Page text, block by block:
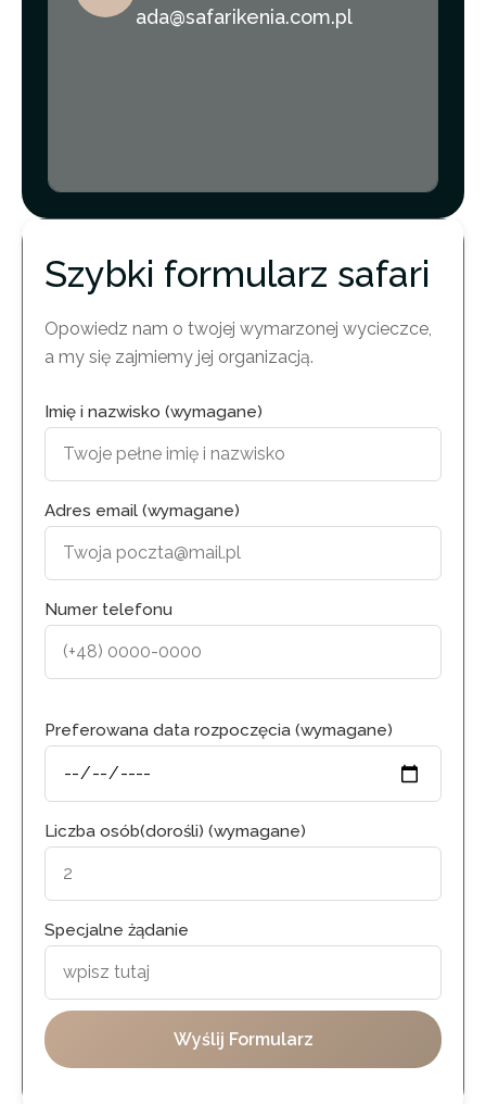
ada@safarikenia.com.pl
Szybki formularz safari
Opowiedz nam o twojej wymarzonej wycieczce,
a my się zajmiemy jej organizacją.
Imię i nazwisko (wymagane)
Adres email (wymagane)
Numer telefonu
Preferowana data rozpoczęcia (wymagane)
Liczba osób(dorośli) (wymagane)
Specjalne żądanie